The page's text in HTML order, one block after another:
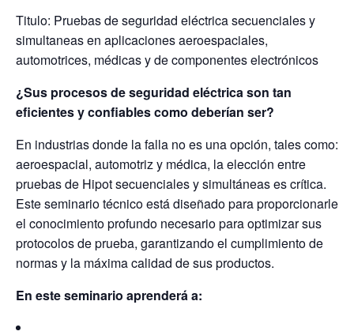
Titulo: Pruebas de seguridad eléctrica secuenciales y
simultaneas en aplicaciones aeroespaciales,
automotrices, médicas y de componentes electrónicos
¿Sus procesos de seguridad eléctrica son tan
eficientes y confiables como deberían ser?
En industrias donde la falla no es una opción, tales como:
aeroespacial, automotriz y médica, la elección entre
pruebas de Hipot secuenciales y simultáneas es crítica.
Este seminario técnico está diseñado para proporcionarle
el conocimiento profundo necesario para optimizar sus
protocolos de prueba, garantizando el cumplimiento de
normas y la máxima calidad de sus productos.
En este seminario aprenderá a: